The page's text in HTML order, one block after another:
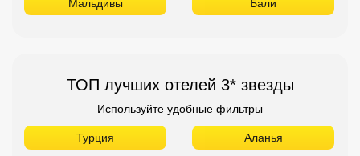
Мальдивы Бали
ТОП лучших отелей 3* звезды
Используйте удобные фильтры
Турция Аланья